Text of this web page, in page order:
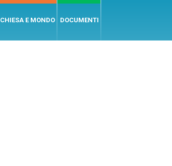
CHIESA E MONDO DOCUMENTI